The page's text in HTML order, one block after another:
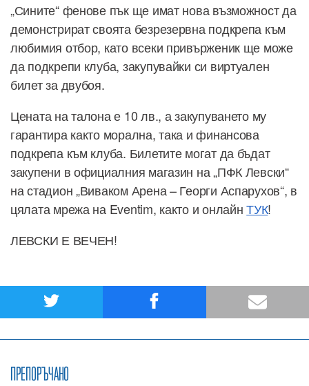
„Сините“ фенове пък ще имат нова възможност да
демонстрират своята безрезервна подкрепа към
любимия отбор, като всеки привърженик ще може
да подкрепи клуба, закупувайки си виртуален
билет за двубоя.
Цената на талона е 10 лв., а закупуването му
гарантира както морална, така и финансова
подкрепа към клуба. Билетите могат да бъдат
закупени в официалния магазин на „ПФК Левски“
на стадион „Виваком Арена – Георги Аспарухов“, в
цялата мрежа на Eventim, както и онлайнТУК!
ЛЕВСКИ Е ВЕЧЕН!
ПРЕПОРЪЧАНО